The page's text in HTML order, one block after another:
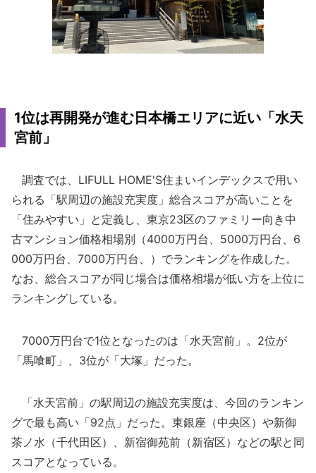
1位は再開発が進む日本橋エリアに近い「水天
宮前」
調査では、LIFULL HOME'S住まいインデックスで用い
られる「駅周辺の施設充実度」総合スコアが高いことを
「住みやすい」と定義し、東京23区のファミリー向き中
古マンション価格相場別（4000万円台、5000万円台、6
000万円台、7000万円台、）でランキングを作成した。
なお、総合スコアが同じ場合は価格相場が低い方を上位に
ランキングしている。
7000万円台で1位となったのは「水天宮前」。2位が
「馬喰町」、3位が「大塚」だった。
「水天宮前」の駅周辺の施設充実度は、今回のランキン
グで最も高い「92点」だった。東銀座（中央区）や新御
茶ノ水（千代田区）、新宿御苑前（新宿区）などの駅と同
スコアとなっている。